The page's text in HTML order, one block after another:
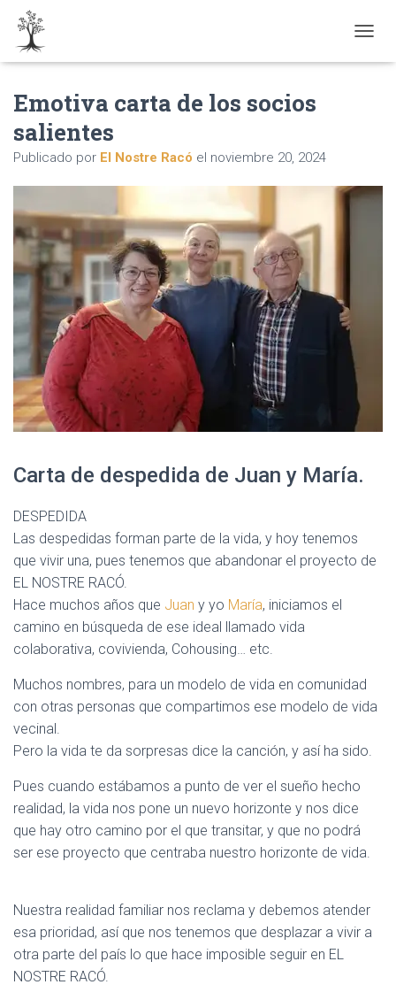
Emotiva carta de los socios
salientes
Publicado por El Nostre Racó el noviembre 20, 2024
Carta de despedida de Juan y María.
DESPEDIDA
Las despedidas forman parte de la vida, y hoy tenemos
que vivir una, pues tenemos que abandonar el proyecto de
EL NOSTRE RACÓ.
Hace muchos años que Juan y yo María, iniciamos el
camino en búsqueda de ese ideal llamado vida
colaborativa, covivienda, Cohousing… etc.
Muchos nombres, para un modelo de vida en comunidad
con otras personas que compartimos ese modelo de vida
vecinal.
Pero la vida te da sorpresas dice la canción, y así ha sido.
Pues cuando estábamos a punto de ver el sueño hecho
realidad, la vida nos pone un nuevo horizonte y nos dice
que hay otro camino por el que transitar, y que no podrá
ser ese proyecto que centraba nuestro horizonte de vida.
Nuestra realidad familiar nos reclama y debemos atender
esa prioridad, así que nos tenemos que desplazar a vivir a
otra parte del país lo que hace imposible seguir en EL
NOSTRE RACÓ.